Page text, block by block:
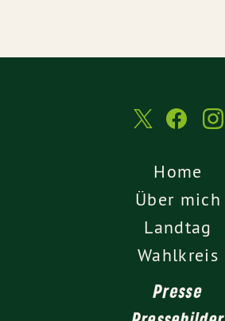
Home
Über mich
Landtag
Wahlkreis
Presse